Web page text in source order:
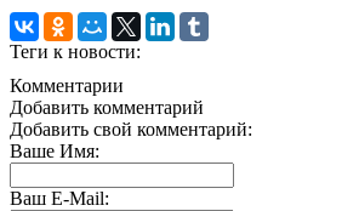
Теги к новости:
Комментарии
Добавить комментарий
Добавить свой комментарий:
Ваше Имя:
Ваш E-Mail: